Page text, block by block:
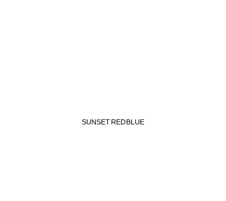
SUNSETREDBLUE